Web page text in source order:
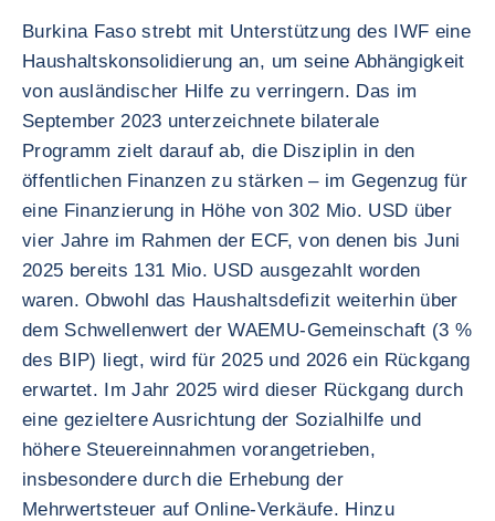
Burkina Faso strebt mit Unterstützung des IWF eine
Haushaltskonsolidierung an, um seine Abhängigkeit
von ausländischer Hilfe zu verringern. Das im
September 2023 unterzeichnete bilaterale
Programm zielt darauf ab, die Disziplin in den
öffentlichen Finanzen zu stärken – im Gegenzug für
eine Finanzierung in Höhe von 302 Mio. USD über
vier Jahre im Rahmen der ECF, von denen bis Juni
2025 bereits 131 Mio. USD ausgezahlt worden
waren. Obwohl das Haushaltsdefizit weiterhin über
dem Schwellenwert der WAEMU-Gemeinschaft (3 %
des BIP) liegt, wird für 2025 und 2026 ein Rückgang
erwartet. Im Jahr 2025 wird dieser Rückgang durch
eine gezieltere Ausrichtung der Sozialhilfe und
höhere Steuereinnahmen vorangetrieben,
insbesondere durch die Erhebung der
Mehrwertsteuer auf Online-Verkäufe. Hinzu